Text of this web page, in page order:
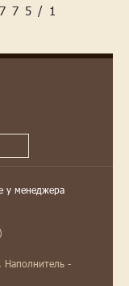
1
у менеджера
-